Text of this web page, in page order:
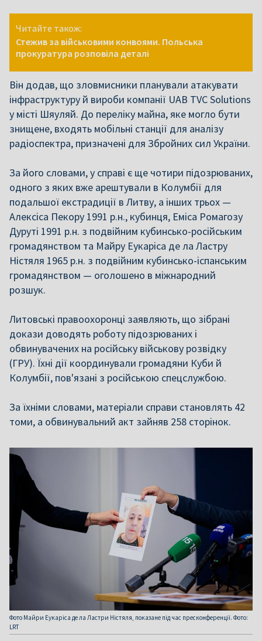
Читайте також:
Стежив за військовими конвоями. Польська
прокуратура розповіла деталі
Він додав, що зловмисники планували атакувати
інфраструктуру й вироби компанії UAB TVC Solutions
у місті Шяуляй. До переліку майна, яке могло бути
знищене, входять мобільні станції для аналізу
радіоспектра, призначені для Збройних сил України.
За його словами, у справі є ще чотири підозрюваних,
одного з яких вже арештували в Колумбії для
подальшої екстрадиції в Литву, а інших трьох —
Алексіса Пекору 1991 р.н., кубинця, Еміса Ромагозу
Дуруті 1991 р.н. з подвійним кубинсько-російським
громадянством та Майру Еукаріса де ла Ластру
Ністяля 1965 р.н. з подвійним кубинсько-іспанським
громадянством — оголошено в міжнародний
розшук.
Литовські правоохоронці заявляють, що зібрані
докази доводять роботу підозрюваних і
обвинувачених на російську військову розвідку
(ГРУ). Їхні дії координували громадяни Куби й
Колумбії, пов'язані з російською спецслужбою.
За їхніми словами, матеріали справи становлять 42
томи, а обвинувальний акт зайняв 258 сторінок.
Фото Майри Еукаріса де ла Ластри Ністяля, показане під час пресконференції. Фото:
LRT